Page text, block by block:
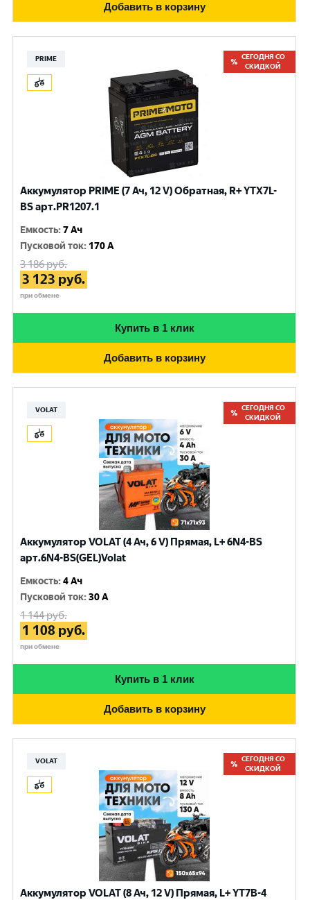
Добавить в корзину
PRIME
СЕГОДНЯ СО
СКИДКОЙ
Аккумулятор PRIME (7 Ач, 12 V) Обратная, R+ YTX7L-
BS арт.PR1207.1
Емкость:7 Ач
Пусковой ток: 170 A
3 186руб.
3 123 руб.
при обмене
Купить в 1 клик
Добавить в корзину
VOLAT
СЕГОДНЯ СО
СКИДКОЙ
Аккумулятор VOLAT (4 Ач, 6 V) Прямая, L+ 6N4-BS
арт.6N4-BS(GEL)Volat
Емкость:4 Ач
Пусковой ток:30 A
1 144руб.
1 108 руб.
при обмене
Купить в 1 клик
Добавить в корзину
VOLAT
СЕГОДНЯ СО
СКИДКОЙ
Аккумулятор VOLAT (8 Ач, 12 V) Прямая, L+ YT7B-4